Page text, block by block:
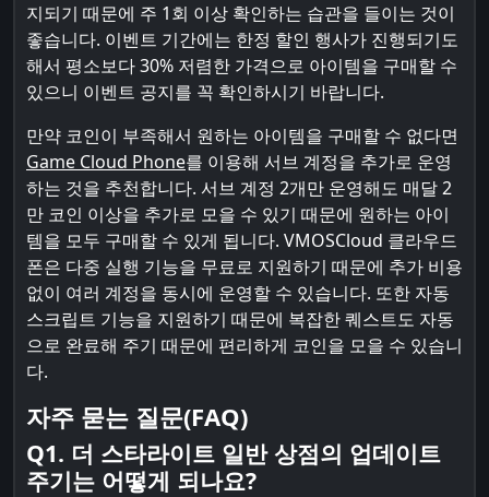
지되기 때문에 주 1회 이상 확인하는 습관을 들이는 것이
좋습니다. 이벤트 기간에는 한정 할인 행사가 진행되기도
해서 평소보다 30% 저렴한 가격으로 아이템을 구매할 수
있으니 이벤트 공지를 꼭 확인하시기 바랍니다.
만약 코인이 부족해서 원하는 아이템을 구매할 수 없다면
Game Cloud Phone를 이용해 서브 계정을 추가로 운영
하는 것을 추천합니다. 서브 계정 2개만 운영해도 매달 2
만 코인 이상을 추가로 모을 수 있기 때문에 원하는 아이
템을 모두 구매할 수 있게 됩니다. VMOSCloud 클라우드
폰은 다중 실행 기능을 무료로 지원하기 때문에 추가 비용
없이 여러 계정을 동시에 운영할 수 있습니다. 또한 자동
스크립트 기능을 지원하기 때문에 복잡한 퀘스트도 자동
으로 완료해 주기 때문에 편리하게 코인을 모을 수 있습니
다.
자주 묻는 질문(FAQ)
Q1. 더 스타라이트 일반 상점의 업데이트
주기는 어떻게 되나요?